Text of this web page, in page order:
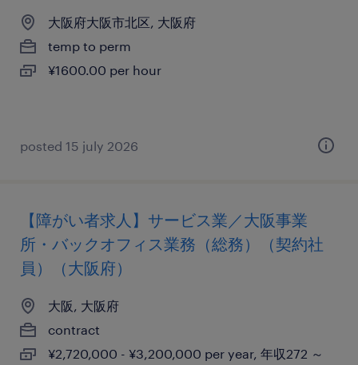
大阪府大阪市北区, 大阪府
temp to perm
¥1600.00 per hour
posted 15 july 2026
【障がい者求人】サービス業／大阪事業
所・バックオフィス業務（総務）（契約社
員）（大阪府）
大阪, 大阪府
contract
¥2,720,000 - ¥3,200,000 per year, 年収272 ～